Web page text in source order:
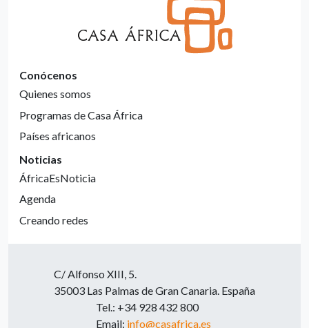
Conócenos
Quienes somos
Programas de Casa África
Países africanos
Noticias
ÁfricaEsNoticia
Agenda
Creando redes
C/ Alfonso XIII, 5.
35003 Las Palmas de Gran Canaria. España
Tel.: +34 928 432 800
Email: info@casafrica.es